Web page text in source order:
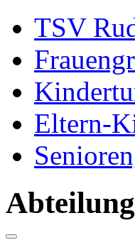
TSV
Eltern-